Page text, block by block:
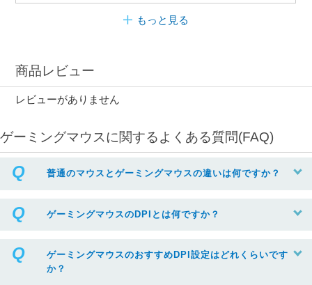
もっと見る
商品レビュー
レビューがありません
ゲーミングマウスに関するよくある質問(FAQ)
普通のマウスとゲーミングマウスの違いは何ですか？
ゲーミングマウスのDPIとは何ですか？
ゲーミングマウスのおすすめDPI設定はどれくらいです
か？